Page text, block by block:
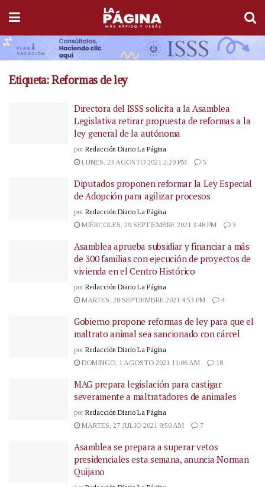
Etiqueta:Reformas de ley
Directora del ISSS solicita a la Asamblea
Legislativa retirar propuesta de reformas a la
ley general de la autónoma
por Redacción Diario La Página
LUNES, 23 AGOSTO 2021 2:20 PM
5
Diputados proponen reformar la Ley Especial
de Adopción para agilizar procesos
por Redacción Diario La Página
MIÉRCOLES, 29 SEPTIEMBRE 2021 3:48 PM
3
Asamblea aprueba subsidiar y financiar a más
de 300 familias con ejecución de proyectos de
vivienda en el Centro Histórico
por Redacción Diario La Página
MARTES, 28 SEPTIEMBRE 2021 4:53 PM
4
Gobierno propone reformas de ley para que el
maltrato animal sea sancionado con cárcel
por Redacción Diario La Página
DOMINGO, 1 AGOSTO 2021 11:06 AM
18
MAG prepara legislación para castigar
severamente a maltratadores de animales
por Redacción Diario La Página
MARTES, 27 JULIO 2021 8:50 AM
7
Asamblea se prepara a superar vetos
presidenciales esta semana, anuncia Norman
Quijano